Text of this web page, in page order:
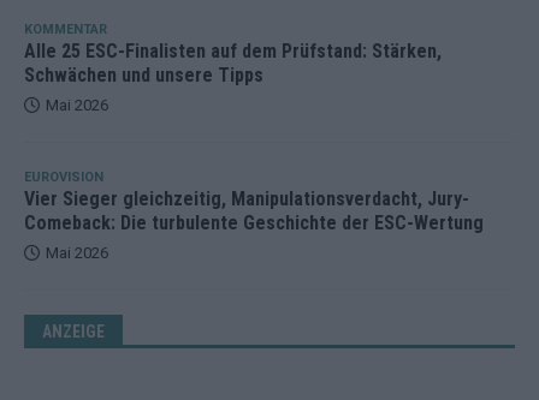
KOMMENTAR
Alle 25 ESC-Finalisten auf dem Prüfstand: Stärken,
Schwächen und unsere Tipps
Mai 2026
EUROVISION
Vier Sieger gleichzeitig, Manipulationsverdacht, Jury-
Comeback: Die turbulente Geschichte der ESC-Wertung
Mai 2026
ANZEIGE